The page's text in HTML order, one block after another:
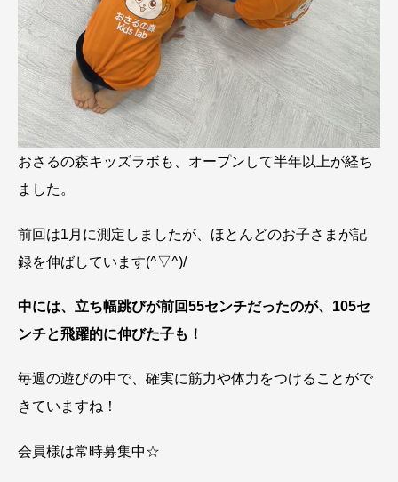
おさるの森キッズラボも、オープンして半年以上が経ち
ました。
前回は1月に測定しましたが、ほとんどのお子さまが記
録を伸ばしています(^▽^)/
中には、立ち幅跳びが前回55センチだったのが、105セ
ンチと飛躍的に伸びた子も！
毎週の遊びの中で、確実に筋力や体力をつけることがで
きていますね！
会員様は常時募集中☆